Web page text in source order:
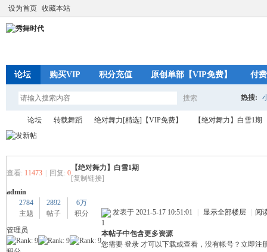
设为首页 收藏本站
论坛 购买VIP 积分充值 原创单部【VIP免费】 付
搜索
搜
热搜:
秀 »
论坛
›
转载舞蹈
›
绝对舞力[精选]【VIP免费】 【绝对舞力】白雪1期
查看: 11473 回复: 0
【绝对舞力】白雪1期
[复制链接]
admin
2784
主题
2892
帖子
6万
积分
管理员
发表于 2021-5-17 10:51:01 显示全部楼层
阅
1
本帖子中包含更多资源
您需要 登录 才可以下载或查看，没有帐号？ 立即注